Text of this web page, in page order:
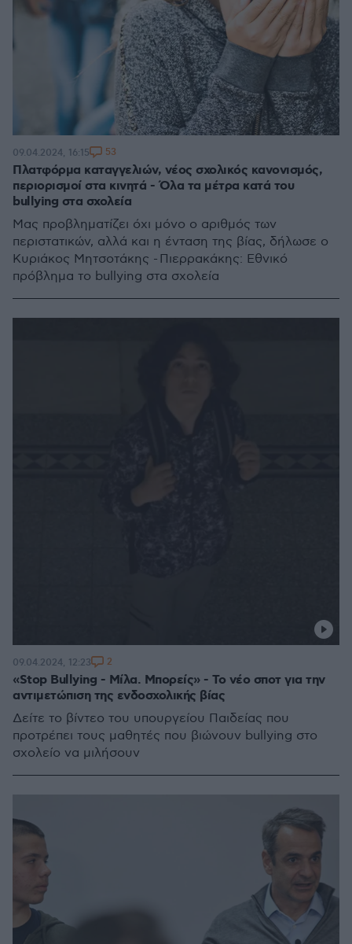
Πλατφόρμα καταγγελιών, νέος σχολικός κανονισμός,
περιορισμοί στα κινητά - Όλα τα μέτρα κατά του
bullying στα σχολεία
Μας προβληματίζει όχι μόνο ο αριθμός των
περιστατικών, αλλά και η ένταση της βίας, δήλωσε ο
Κυριάκος Μητσοτάκης - Πιερρακάκης: Εθνικό
πρόβλημα το bullying στα σχολεία
09.04.2024, 16:15 53
«Stop Bullying - Μίλα. Μπορείς» - Το νέο σποτ για την
αντιμετώπιση της ενδοσχολικής βίας
Δείτε το βίντεο του υπουργείου Παιδείας που
προτρέπει τους μαθητές που βιώνουν bullying στο
σχολείο να μιλήσουν
09.04.2024, 12:23 2